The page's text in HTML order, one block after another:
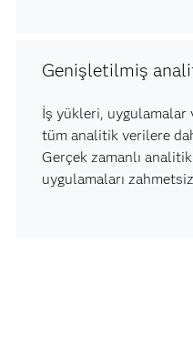
Genişletilmiş
İş yükleri, uygulamalar
tüm analitik verilere
Gerçek zamanlı
uygulamaları